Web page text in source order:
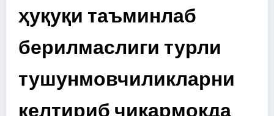
ҳуқуқи таъминлаб
берилмаслиги турли
тушунмовчиликларни
келтириб чиқармоқда